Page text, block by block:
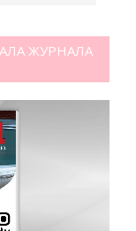
ЖУРНАЛА